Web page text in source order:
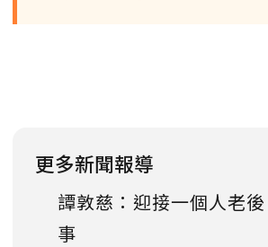
更多新聞報導
譚敦慈：迎接一個人老
事